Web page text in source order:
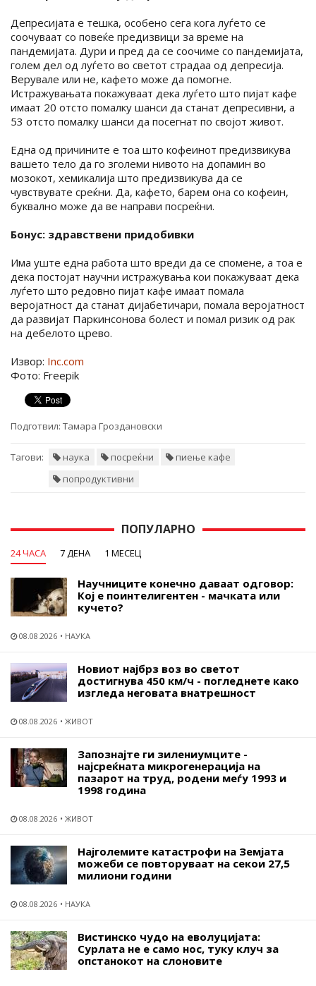
Депресијата е тешка, особено сега кога луѓето се
соочуваат со повеќе предизвици за време на
пандемијата. Дури и пред да се соочиме со пандемијата,
голем дел од луѓето во светот страдаа од депресија.
Верувале или не, кафето може да помогне.
Истражувањата покажуваат дека луѓето што пијат кафе
имаат 20 отсто помалку шанси да станат депресивни, а
53 отсто помалку шанси да посегнат по својот живот.
Една од причините е тоа што кофеинот предизвикува
вашето тело да го зголеми нивото на допамин во
мозокот, хемикалија што предизвикува да се
чувствувате среќни. Да, кафето, барем она со кофеин,
буквално може да ве направи посреќни.
Бонус: здравствени придобивки
Има уште една работа што вреди да се спомене, а тоа е
дека постојат научни истражувања кои покажуваат дека
луѓето што редовно пијат кафе имаат помала
веројатност да станат дијабетичари, помала веројатност
да развијат Паркинсонова болест и помал ризик од рак
на дебелото црево.
Извор: Inc.com
Фото: Freepik
Подготвил: Тамара Гроздановски
Тагови: наука посреќни
пиење кафе
попродуктивни
ПОПУЛАРНО
24 ЧАСА 7 ДЕНА 1 МЕСЕЦ
Научниците конечно даваат одговор:
Кој е поинтелигентен - мачката или
кучето?
08.08.2026 НАУКА
Новиот најбрз воз во светот
достигнува 450 км/ч - погледнете како
изгледа неговата внатрешност
08.08.2026 ЖИВОТ
Запознајте ги зилениумците -
најсреќната микрогенерација на
пазарот на труд, родени меѓу 1993 и
1998 година
08.08.2026 ЖИВОТ
Најголемите катастрофи на Земјата
можеби се повторуваат на секои 27,5
милиони години
08.08.2026 НАУКА
Вистинско чудо на еволуцијата:
Сурлата не е само нос, туку клуч за
опстанокот на слоновите